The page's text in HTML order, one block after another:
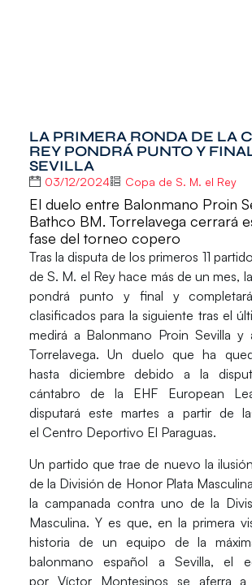
LA PRIMERA RONDA DE LA
REY PONDRÁ PUNTO Y
SEVILLA
03/12/2024 Copa de S. M. el Rey
El duelo entre Balonmano Proin
Bathco BM. Torrelavega cerrará
fase del torneo copero
Tras la disputa de los primeros 11
de S. M. el Reyhace más de un mes,
pondrá punto y final y
clasificados para la siguiente tras el
medirá a Balonmano Proin Sevilla y
Torrelavega. Un duelo que ha
hasta diciembre debido a la
cántabro de la EHF European
disputará este martes a partir de
el Centro Deportivo El Paraguas.
Un partido que trae de nuevo la
de la División de Honor Plata Masculina
la campanada contra uno de la
Masculina. Y es que, en la primera
historia de un equipo de la
balonmano español a Sevilla, el
por Víctor Montesinos se aferra a